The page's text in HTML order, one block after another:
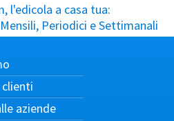
l'edicola a casa tua:
Periodici e Settimanali
aziende